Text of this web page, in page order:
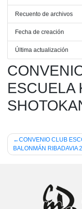
Recuento de archivos
Fecha de creación
Última actualización
ESCUELA
Navegación
de
CONVENIO CLUB
BALONMÁN RIBADAVIA